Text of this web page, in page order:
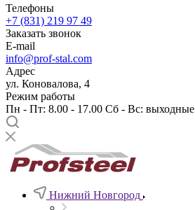
Телефоны
+7 (831) 219 97 49
Заказать звонок
E-mail
info@prof-stal.com
Адрес
ул. Коновалова, 4
Режим работы
Пн - Пт: 8.00 - 17.00 Сб - Вс: выходные
Нижний Новгород